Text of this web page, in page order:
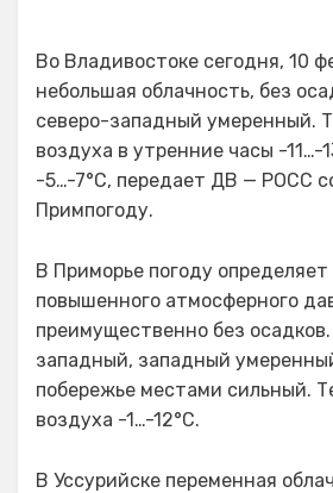
Во Владивостоке сегодня, 10
небольшая облачность, без
северо-западный умеренный.
воздуха в утренние часы -11…-
-5…-7°C, передает ДВ — РОСС
Примпогоду.
В Приморье погоду определяет
повышенного атмосферного
преимущественно без
западный, западный
побережье местами сильный.
воздуха -1…-12°C.
В Уссурийске переменная